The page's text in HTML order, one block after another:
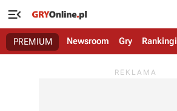

PREMIUM Newsroom Gry Rankingi